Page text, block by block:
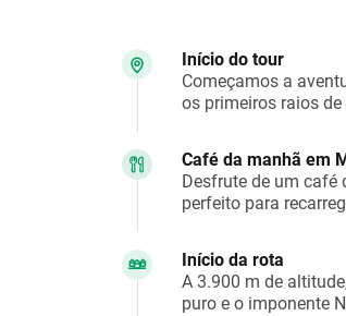
Início do tour
Começamos a
os primeiros raios
Café da manhã em
Desfrute de um
perfeito para
Início da rota
A 3.900 m de
puro e o imponente